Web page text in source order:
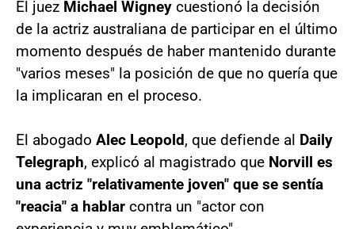
El juez Michael Wigney cuestionó la decisión
de la actriz australiana de participar en el último
momento después de haber mantenido durante
"varios meses" la posición de que no quería que
la implicaran en el proceso.
El abogado Alec Leopold, que defiende al Daily
Telegraph, explicó al magistrado que Norvill es
una actriz "relativamente joven" que se sentía
"reacia" a hablar contra un "actor con